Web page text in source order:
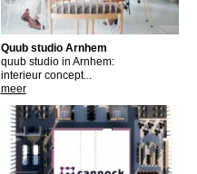
Quub studio Arnhem
quub studio in Arnhem:
interieur concept...
meer